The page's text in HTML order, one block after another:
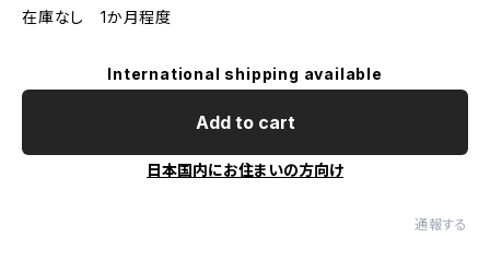
在庫なし 1か月程度
International shipping available
Add to cart
日本国内にお住まいの方向け
通報する